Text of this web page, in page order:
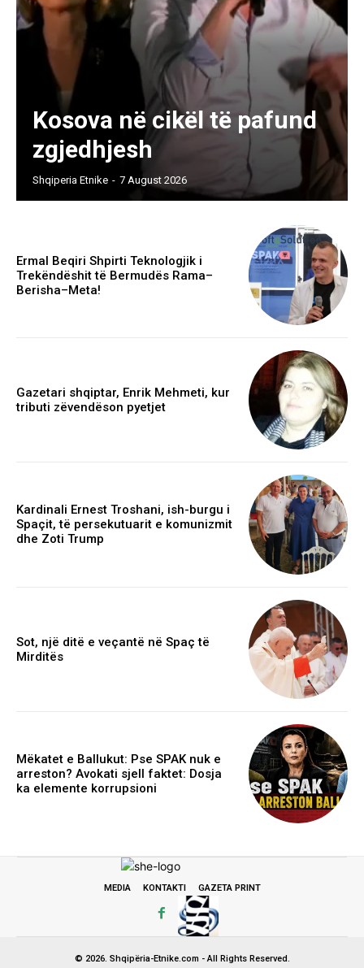
Kosova në cikël të pafund
zgjedhjesh
Shqiperia Etnike - 7 August 2026
Ermal Beqiri Shpirti Teknologjik i
Trekëndëshit të Bermudës Rama–
Berisha–Meta!
Gazetari shqiptar, Enrik Mehmeti, kur
tributi zëvendëson pyetjet
Kardinali Ernest Troshani, ish-burgu i
Spaçit, të persekutuarit e komunizmit
dhe Zoti Trump
Sot, një ditë e veçantë në Spaç të
Mirditës
Mëkatet e Ballukut: Pse SPAK nuk e
arreston? Avokati sjell faktet: Dosja
ka elemente korrupsioni
MEDIA KONTAKTI GAZETA PRINT
© 2026. Shqipëria-Etnike.com - All Rights Reserved.